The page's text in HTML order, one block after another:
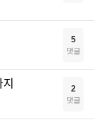
5
댓글
2
댓글